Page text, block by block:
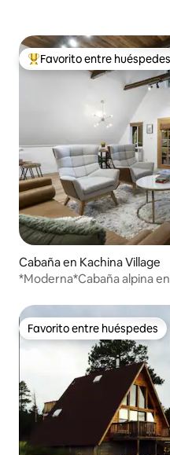
Favorito entre los
Favorito entre huéspedes
Cabaña en Kachina Village
*Moderna*Cabaña alpina
Favorito entre huéspedes
Favorito entre huéspedes